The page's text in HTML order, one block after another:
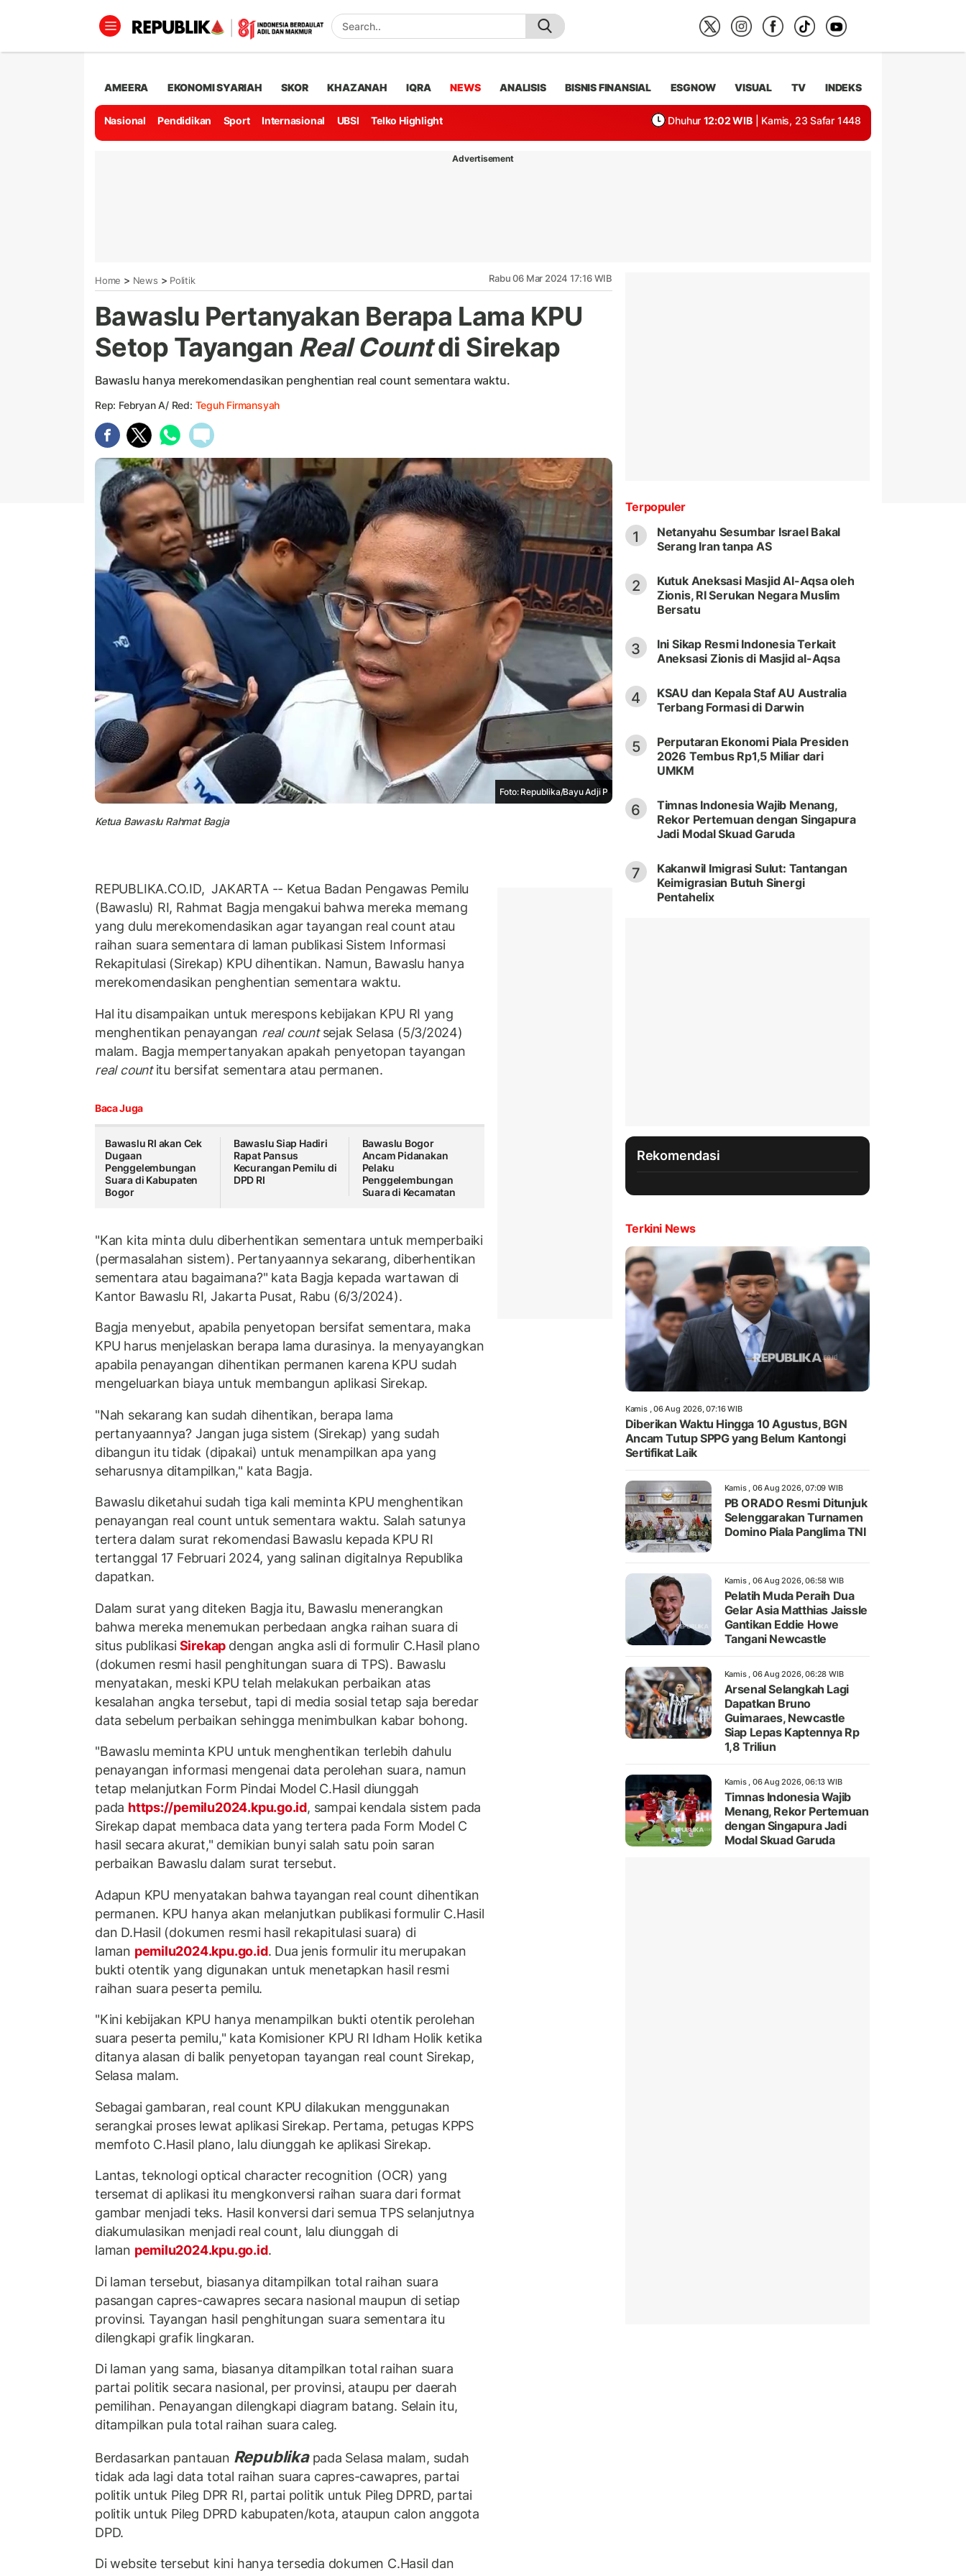
AMEERA EKONOMI SYARIAH SKOR KHAZANAH IQRA NEWS ANALISIS BISNIS FINANSIAL ESGNOW VISUAL TV INDEKS
Nasional Pendidikan Sport Internasional UBSI Telko Highlight Dhuhur 12:02 WIB | Kamis, 23 Safar 1448
Advertisement
Home > News > Politik Rabu 06 Mar 2024 17:16 WIB
Bawaslu Pertanyakan Berapa Lama KPU
Setop Tayangan Real Countdi Sirekap
Bawaslu hanya merekomendasikan penghentian real count sementara waktu.
Rep: Febryan A/ Red: Teguh Firmansyah
Foto: Republika/Bayu Adji P
Ketua Bawaslu Rahmat Bagja
REPUBLIKA.CO.ID, JAKARTA -- Ketua Badan Pengawas Pemilu
(Bawaslu) RI, Rahmat Bagja mengakui bahwa mereka memang
yang dulu merekomendasikan agar tayangan real count atau
raihan suara sementara di laman publikasi Sistem Informasi
Rekapitulasi (Sirekap) KPU dihentikan. Namun, Bawaslu hanya
merekomendasikan penghentian sementara waktu.
Hal itu disampaikan untuk merespons kebijakan KPU RI yang
menghentikan penayangan real countsejak Selasa (5/3/2024)
malam. Bagja mempertanyakan apakah penyetopan tayangan
real countitu bersifat sementara atau permanen.
Baca Juga
Bawaslu RI akan Cek
Dugaan
Penggelembungan
Suara di Kabupaten
Bogor
Bawaslu Siap Hadiri
Rapat Pansus
Kecurangan Pemilu di
DPD RI
Bawaslu Bogor
Ancam Pidanakan
Pelaku
Penggelembungan
Suara di Kecamatan
"Kan kita minta dulu diberhentikan sementara untuk memperbaiki
(permasalahan sistem). Pertanyaannya sekarang, diberhentikan
sementara atau bagaimana?" kata Bagja kepada wartawan di
Kantor Bawaslu RI, Jakarta Pusat, Rabu (6/3/2024).
Bagja menyebut, apabila penyetopan bersifat sementara, maka
KPU harus menjelaskan berapa lama durasinya. Ia menyayangkan
apabila penayangan dihentikan permanen karena KPU sudah
mengeluarkan biaya untuk membangun aplikasi Sirekap.
"Nah sekarang kan sudah dihentikan, berapa lama
pertanyaannya? Jangan juga sistem (Sirekap) yang sudah
dibangun itu tidak (dipakai) untuk menampilkan apa yang
seharusnya ditampilkan," kata Bagja.
Bawaslu diketahui sudah tiga kali meminta KPU menghentikan
penayangan real count untuk sementara waktu. Salah satunya
tertera dalam surat rekomendasi Bawaslu kepada KPU RI
tertanggal 17 Februari 2024, yang salinan digitalnya Republika
dapatkan.
Dalam surat yang diteken Bagja itu, Bawaslu menerangkan
bahwa mereka menemukan perbedaan angka raihan suara di
situs publikasiSirekap dengan angka asli di formulir C.Hasil plano
(dokumen resmi hasil penghitungan suara di TPS). Bawaslu
menyatakan, meski KPU telah melakukan perbaikan atas
kesalahan angka tersebut, tapi di media sosial tetap saja beredar
data sebelum perbaikan sehingga menimbulkan kabar bohong.
"Bawaslu meminta KPU untuk menghentikan terlebih dahulu
penayangan informasi mengenai data perolehan suara, namun
tetap melanjutkan Form Pindai Model C.Hasil diunggah
pada https://pemilu2024.kpu.go.id, sampai kendala sistem pada
Sirekap dapat membaca data yang tertera pada Form Model C
hasil secara akurat," demikian bunyi salah satu poin saran
perbaikan Bawaslu dalam surat tersebut.
Adapun KPU menyatakan bahwa tayangan real count dihentikan
permanen. KPU hanya akan melanjutkan publikasi formulir C.Hasil
dan D.Hasil (dokumen resmi hasil rekapitulasi suara) di
laman pemilu2024.kpu.go.id. Dua jenis formulir itu merupakan
bukti otentik yang digunakan untuk menetapkan hasil resmi
raihan suara peserta pemilu.
"Kini kebijakan KPU hanya menampilkan bukti otentik perolehan
suara peserta pemilu," kata Komisioner KPU RI Idham Holik ketika
ditanya alasan di balik penyetopan tayangan real count Sirekap,
Selasa malam.
Sebagai gambaran, real count KPU dilakukan menggunakan
serangkai proses lewat aplikasi Sirekap. Pertama, petugas KPPS
memfoto C.Hasil plano, lalu diunggah ke aplikasi Sirekap.
Lantas, teknologi optical character recognition (OCR) yang
tersemat di aplikasi itu mengkonversi raihan suara dari format
gambar menjadi teks. Hasil konversi dari semua TPS selanjutnya
diakumulasikan menjadi real count, lalu diunggah di
laman pemilu2024.kpu.go.id.
Di laman tersebut, biasanya ditampilkan total raihan suara
pasangan capres-cawapres secara nasional maupun di setiap
provinsi. Tayangan hasil penghitungan suara sementara itu
dilengkapi grafik lingkaran.
Di laman yang sama, biasanya ditampilkan total raihan suara
partai politik secara nasional, per provinsi, ataupu per daerah
pemilihan. Penayangan dilengkapi diagram batang. Selain itu,
ditampilkan pula total raihan suara caleg.
Berdasarkan pantauan Republika pada Selasa malam, sudah
tidak ada lagi data total raihan suara capres-cawapres, partai
politik untuk Pileg DPR RI, partai politik untuk Pileg DPRD, partai
politik untuk Pileg DPRD kabupaten/kota, ataupun calon anggota
DPD.
Di website tersebut kini hanya tersedia dokumen C.Hasil dan
Terpopuler
1
Netanyahu Sesumbar Israel Bakal
Serang Iran tanpa AS
2
Kutuk Aneksasi Masjid Al-Aqsa oleh
Zionis, RI Serukan Negara Muslim
Bersatu
3
Ini Sikap Resmi Indonesia Terkait
Aneksasi Zionis di Masjid al-Aqsa
4
KSAU dan Kepala Staf AU Australia
Terbang Formasi di Darwin
5
Perputaran Ekonomi Piala Presiden
2026 Tembus Rp1,5 Miliar dari
UMKM
6
Timnas Indonesia Wajib Menang,
Rekor Pertemuan dengan Singapura
Jadi Modal Skuad Garuda
7
Kakanwil Imigrasi Sulut: Tantangan
Keimigrasian Butuh Sinergi
Pentahelix
Rekomendasi
Terkini News
Kamis , 06 Aug 2026, 07:16 WIB
Diberikan Waktu Hingga 10 Agustus, BGN
Ancam Tutup SPPG yang Belum Kantongi
Sertifikat Laik
Kamis , 06 Aug 2026, 07:09 WIB
PB ORADO Resmi Ditunjuk
Selenggarakan Turnamen
Domino Piala Panglima TNI
Kamis , 06 Aug 2026, 06:58 WIB
Pelatih Muda Peraih Dua
Gelar Asia Matthias Jaissle
Gantikan Eddie Howe
Tangani Newcastle
Kamis , 06 Aug 2026, 06:28 WIB
Arsenal Selangkah Lagi
Dapatkan Bruno
Guimaraes, Newcastle
Siap Lepas Kaptennya Rp
1,8 Triliun
Kamis , 06 Aug 2026, 06:13 WIB
Timnas Indonesia Wajib
Menang, Rekor Pertemuan
dengan Singapura Jadi
Modal Skuad Garuda